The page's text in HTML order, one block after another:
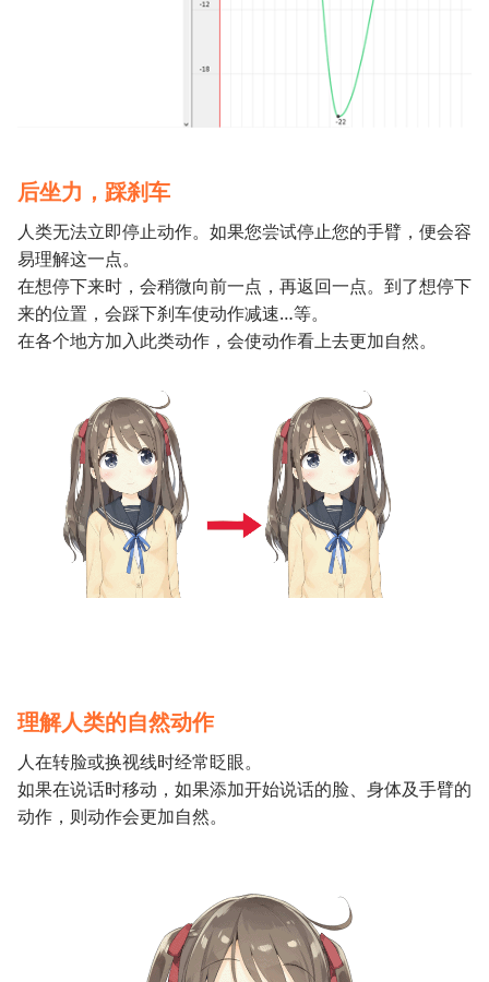
后坐力，踩刹车
人类无法立即停止动作。如果您尝试停止您的手臂，便会容
易理解这一点。
在想停下来时，会稍微向前一点，再返回一点。到了想停下
来的位置，会踩下刹车使动作减速…等。
在各个地方加入此类动作，会使动作看上去更加自然。
理解人类的自然动作
人在转脸或换视线时经常眨眼。
如果在说话时移动，如果添加开始说话的脸、身体及手臂的
动作，则动作会更加自然。